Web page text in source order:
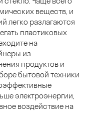
веществ, и
легко разлагаются
пластиковых
на
из
продуктов и
бытовой техники
электроэнергии,
воздействие на